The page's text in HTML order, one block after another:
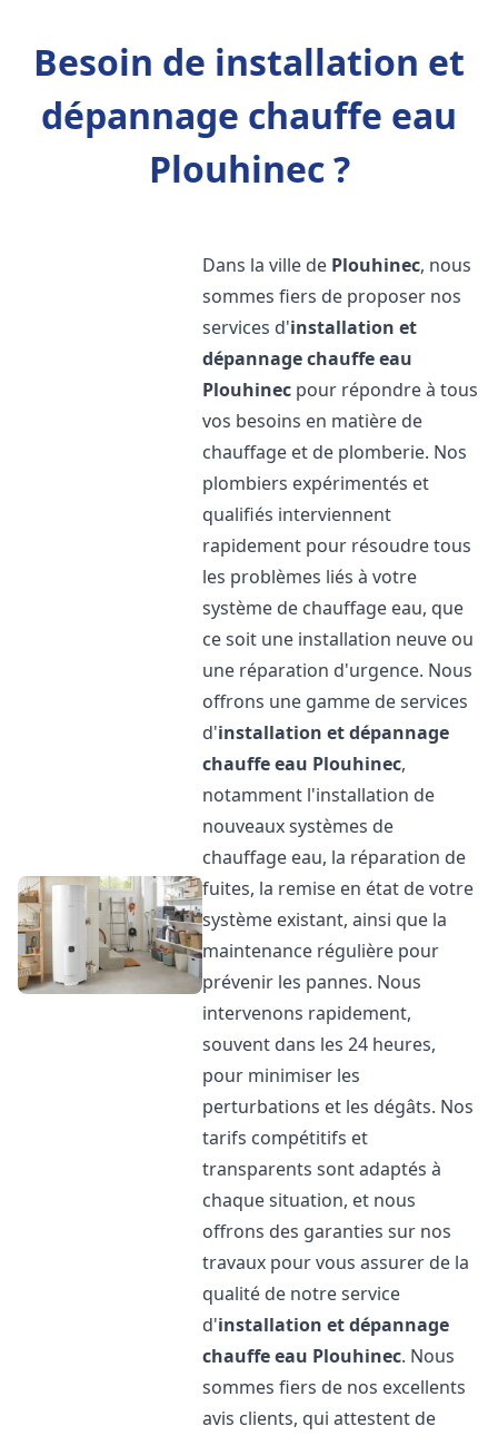
Besoin de installation et
dépannage chauffe eau
Plouhinec ?
Dans la ville de Plouhinec, nous
sommes fiers de proposer nos
services d'installation et
dépannage chauffe eau
Plouhinec pour répondre à tous
vos besoins en matière de
chauffage et de plomberie. Nos
plombiers expérimentés et
qualifiés interviennent
rapidement pour résoudre tous
les problèmes liés à votre
système de chauffage eau, que
ce soit une installation neuve ou
une réparation d'urgence. Nous
offrons une gamme de services
d'installation et dépannage
chauffe eau Plouhinec,
notamment l'installation de
nouveaux systèmes de
chauffage eau, la réparation de
fuites, la remise en état de votre
système existant, ainsi que la
maintenance régulière pour
prévenir les pannes. Nous
intervenons rapidement,
souvent dans les 24 heures,
pour minimiser les
perturbations et les dégâts. Nos
tarifs compétitifs et
transparents sont adaptés à
chaque situation, et nous
offrons des garanties sur nos
travaux pour vous assurer de la
qualité de notre service
d'installation et dépannage
chauffe eau Plouhinec. Nous
sommes fiers de nos excellents
avis clients, qui attestent de